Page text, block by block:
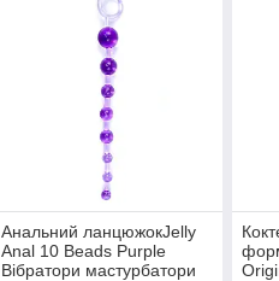
Анальний ланцюжокJelly
Anal 10 Beads Purple
Вібратори мастурбатори